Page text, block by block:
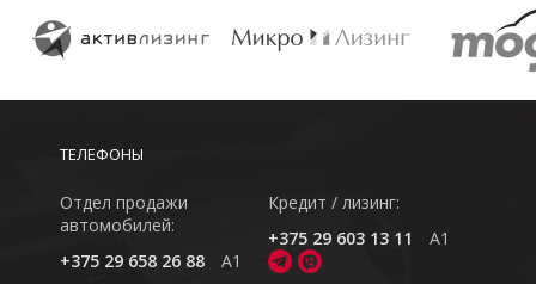
ТЕЛЕФОНЫ
Отдел продажи
автомобилей:
+375 29 658 26 88
A1
Кредит / лизинг:
+375 29 603 13 11
A1